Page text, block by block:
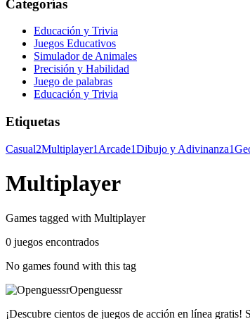
Categorías
Educación y Trivia
Juegos Educativos
Simulador de Animales
Precisión y Habilidad
Juego de palabras
Educación y Trivia
Etiquetas
Casual2Multiplayer1 Arcade1Dibujo y Adivinanza1
Multiplayer
Games tagged with Multiplayer
0 juegos encontrados
No games found with this tag
Openguessr
¡Descubre cientos de juegos de acción en línea gratis!